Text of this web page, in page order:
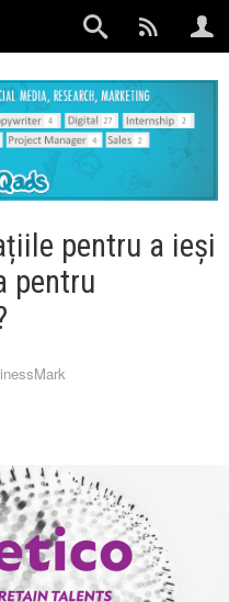
pentru a ieși
pentru